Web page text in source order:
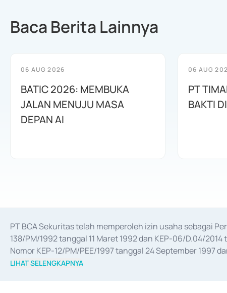
Baca Berita Lainnya
06 AUG 2026
BATIC 2026: MEMBUKA
JALAN MENUJU MASA
DEPAN AI
06 AUG
PT
BAKTI
PT BCA Sekuritas telah memperoleh izin usaha sebagai
138/PM/1992 tanggal 11 Maret 1992 dan KEP-06/D.04/
Nomor KEP-12/PM/PEE/1997 tanggal 24 September 1997
merger, akuisisi, divestasi, dan
LIHAT SELENGKAPNYA